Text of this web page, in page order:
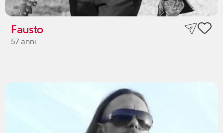
Fausto
57 anni